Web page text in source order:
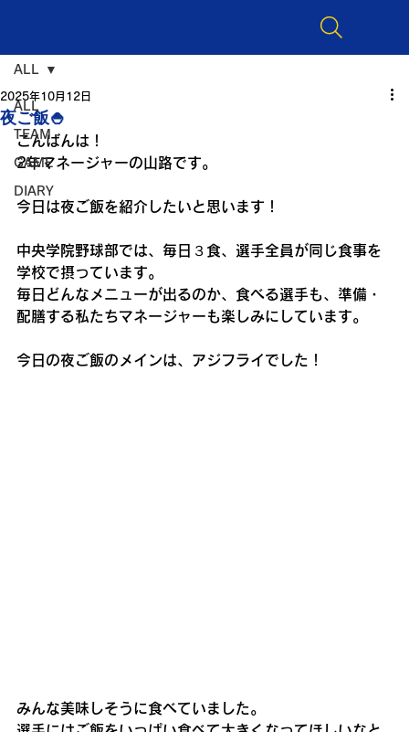
ALL
TEAM
GAME
DIARY
ALL
夜ご飯🍚
2025年10月12日
こんばんは！
2年マネージャーの山路です。
今日は夜ご飯を紹介したいと思います！
中央学院野球部では、毎日３食、選手全員が同じ食事を
学校で摂っています。
毎日どんなメニューが出るのか、食べる選手も、準備・
配膳する私たちマネージャーも楽しみにしています。
今日の夜ご飯のメインは、アジフライでした！
みんな美味しそうに食べていました。